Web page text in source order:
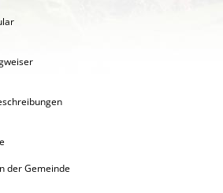
der Gemeinde